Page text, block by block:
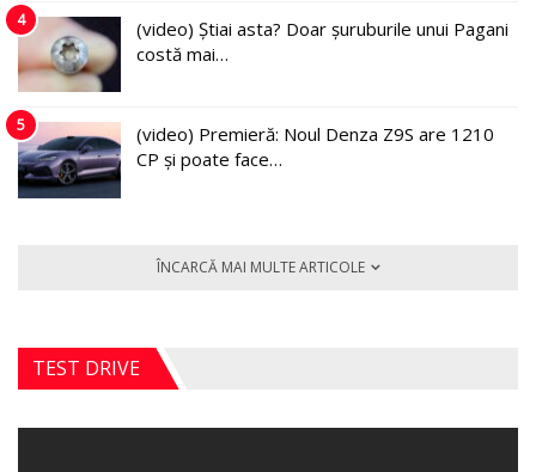
4
(video) Știai asta? Doar șuruburile unui Pagani
costă mai…
5
(video) Premieră: Noul Denza Z9S are 1210
CP și poate face…
ÎNCARCĂ MAI MULTE ARTICOLE
TEST DRIVE